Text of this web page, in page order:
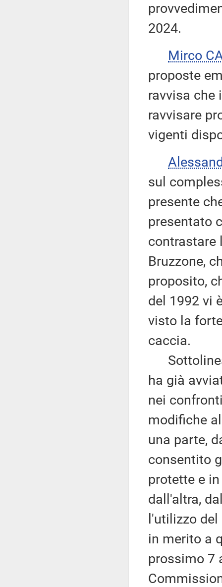
2024.
Mirco
proposte
ravvisa che
ravvisare
vigenti
sul
presente
presentato
contrastare
Bruzzone,
proposito,
del 1992 vi
visto la
caccia.
ha già
nei
modifiche
una parte,
consentito
protette e
dall'altra,
l'utilizzo
in merito a
prossimo 7